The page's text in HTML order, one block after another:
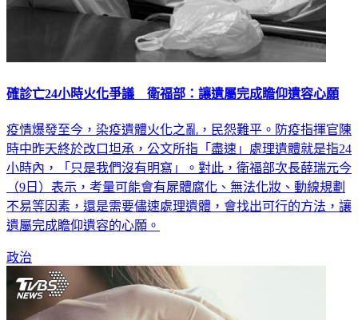
確診亡24小時火化爭議 衛福部：讓遺屬完成瞻仰遺容心願
疫情爆發至今，染疫遺體火化之亂，民怨難平。防疫指揮官陳
時中昨天終於改口坦承，公文所指「盡速」處理遺體就是指24
小時內，「只是我們沒有明寫」。對此，衛福部次長薛瑞元今
（9日）表示，考量可能會有屍體腐化、無法化妝、動線規劃
不易等因素，還是需要儘速處理遺體，會找出可行的方法，讓
遺屬完成瞻仰遺容的心願。
政治